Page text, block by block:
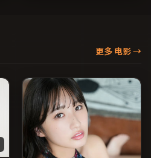
更多 电影→